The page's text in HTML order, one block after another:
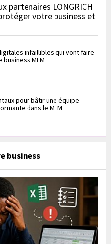
partenaires LONGRICH
votre business et
infaillibles qui vont faire
MLM
pour bâtir une équipe
dans le MLM
business